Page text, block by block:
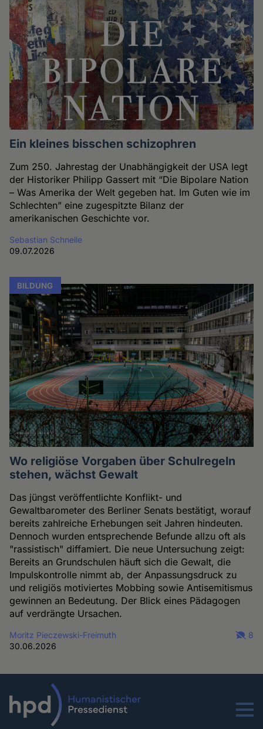
Ein kleines bisschen schizophren
Zum 250. Jahrestag der Unabhängigkeit der USA legt
der Historiker Philipp Gassert mit “Die Bipolare Nation
– Was Amerika der Welt gegeben hat. Im Guten wie im
Schlechten” eine zugespitzte Bilanz der
amerikanischen Geschichte vor.
Sebastian Schnelle
09.07.2026
BILDUNG
Wo religiöse Vorgaben über Schulregeln
stehen, wächst Gewalt
Das jüngst veröffentlichte Konflikt- und
Gewaltbarometer des Berliner Senats bestätigt, worauf
bereits zahlreiche Erhebungen seit Jahren hindeuten.
Dennoch wurden entsprechende Befunde allzu oft als
"rassistisch" diffamiert. Die neue Untersuchung zeigt:
Bereits an Grundschulen häuft sich die Gewalt, die
Impulskontrolle nimmt ab, der Anpassungsdruck zu
und religiös motiviertes Mobbing sowie Antisemitismus
gewinnen an Bedeutung. Der Blick eines Pädagogen
auf verdrängte Ursachen.
Moritz Pieczewski-Freimuth
30.06.2026
8
Menu